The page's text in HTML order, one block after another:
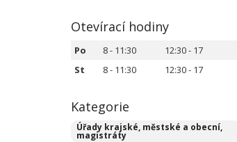
Otevírací hodiny
Po 8 - 11:30
12:30 - 17
St
8 - 11:30 12:30 - 17
Kategorie
Úřady krajské, městské a obecní,
magistráty